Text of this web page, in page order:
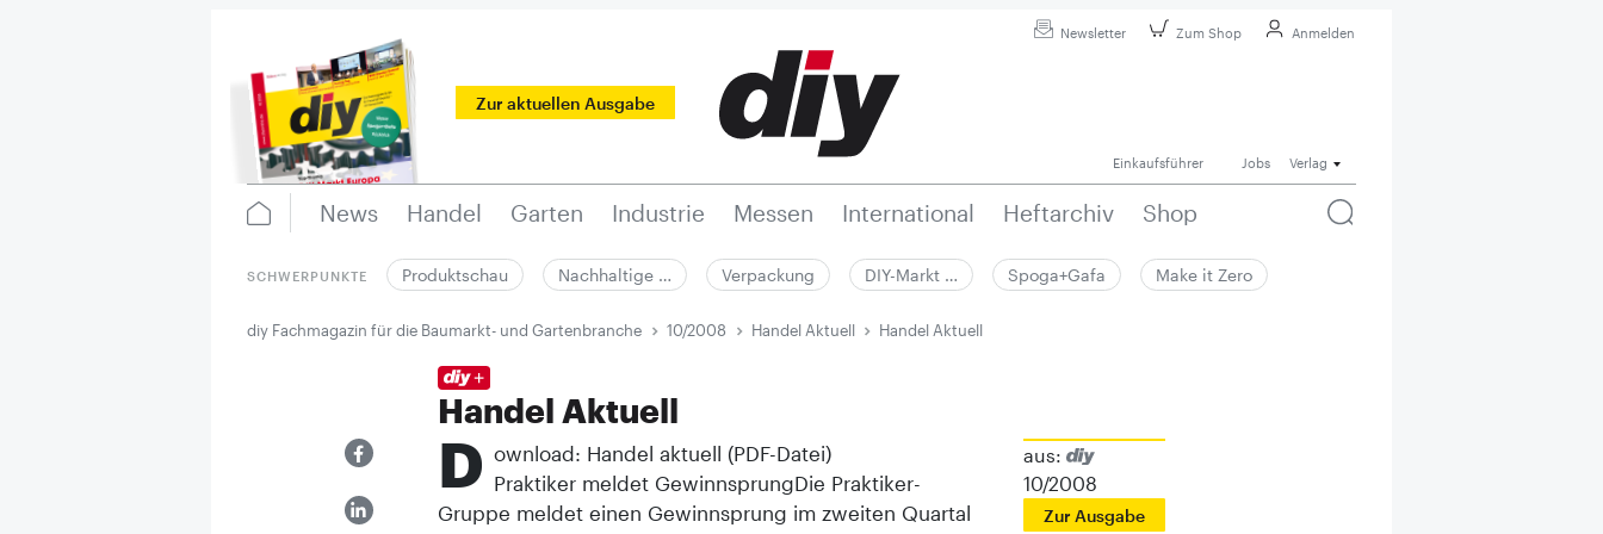
Newsletter Zum Shop Anmelden
Zur aktuellen Ausgabe
Einkaufsführer Jobs Verlag
News Handel Garten Industrie Messen International Heftarchiv Shop
SCHWERPUNKTE Produktschau Nachhaltige … Verpackung DIY-Markt … Spoga+Gafa Make it Zero
diy Fachmagazin für die Baumarkt- und Gartenbranche 10/2008 Handel Aktuell Handel Aktuell
Handel Aktuell
aus:
10/2008
Zur Ausgabe
D ownload: Handel aktuell (PDF-Datei)
Praktiker meldet GewinnsprungDie Praktiker-
Gruppe meldet einen Gewinnsprung im zweiten Quartal